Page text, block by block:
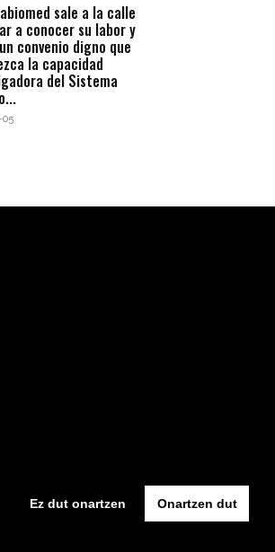
sale a la calle
a conocer su labor y
convenio digno que
la capacidad
del Sistema
05
Ez dut onartzen Onartzen dut